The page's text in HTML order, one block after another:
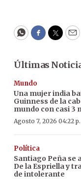
WhatsApp
Facebook
Últimas
Mundo
Una mujer india
Guinness de la
mundo con casi 3
Agosto 7, 2026 04:22
Política
Santiago Peña se
De la Espriella y
de intolerante